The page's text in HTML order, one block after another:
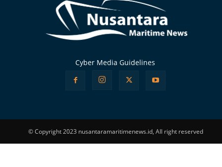
Cyber Media Guidelines
© Copyright 2023 nusantaramaritimenews.id, All right reserved